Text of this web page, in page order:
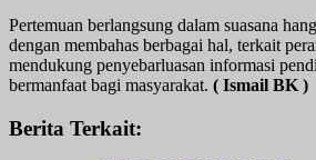
Pertemuan berlangsung dalam suasana
dengan membahas berbagai hal, terkait
mendukung penyebarluasan informasi
bermanfaat bagi masyarakat. ( Ismail BK )
Berita Terkait: